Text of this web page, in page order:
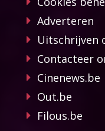
Adverteren
Uitschrijven
Contacteer
Cinenews.be
Out.be
Filous.be